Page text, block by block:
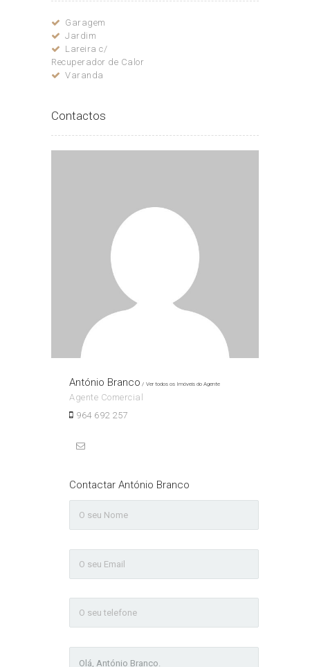
Garagem
Jardim
Lareira c/
Recuperador de Calor
Varanda
Contactos
António Branco Ver todos os Imóveis do Agente
Agente Comercial
964 692 257
Contactar António Branco